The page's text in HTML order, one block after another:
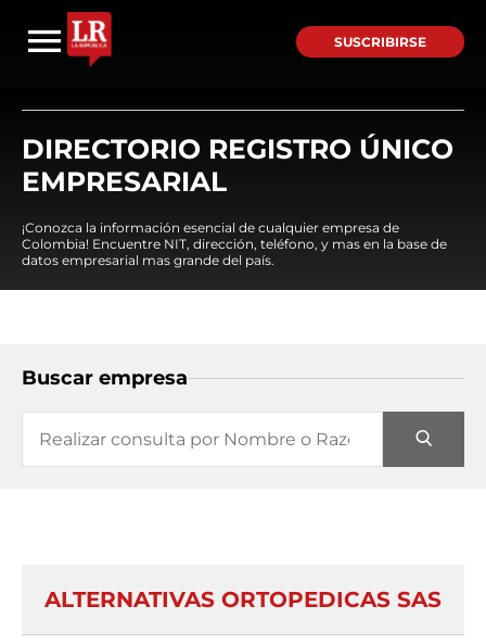
SUSCRIBIRSE
DIRECTORIO REGISTRO ÚNICO
EMPRESARIAL
¡Conozca la información esencial de cualquier empresa de
Colombia! Encuentre NIT, dirección, teléfono, y mas en la base de
datos empresarial mas grande del país.
Buscar empresa
ALTERNATIVAS ORTOPEDICAS SAS